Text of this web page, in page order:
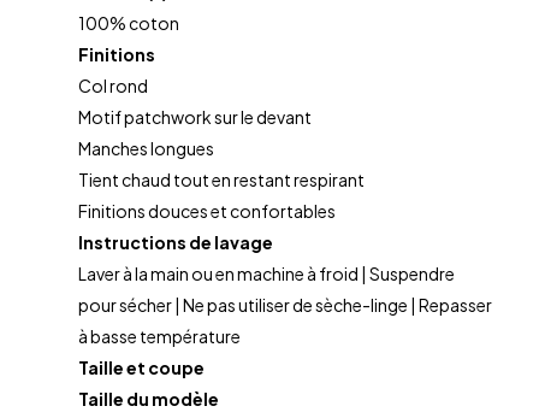
100% coton
Finitions
Col rond
Motif patchwork sur le devant
Manches longues
Tient chaud tout en restant respirant
Finitions douces et confortables
Instructions de lavage
Laver à la main ou en machine à froid | Suspendre
pour sécher | Ne pas utiliser de sèche-linge | Repasser
à basse température
Taille et coupe
Taille du modèle